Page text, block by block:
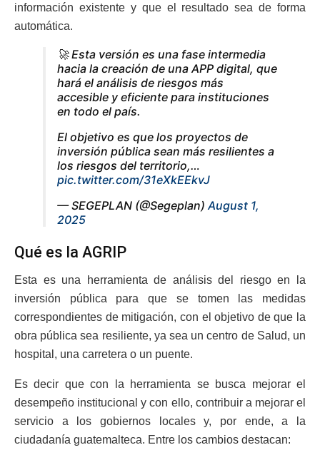
información existente y que el resultado sea de forma
automática.
🚀 Esta versión es una fase intermedia
hacia la creación de una APP digital, que
hará el análisis de riesgos más
accesible y eficiente para instituciones
en todo el país.
El objetivo es que los proyectos de
inversión pública sean más resilientes a
los riesgos del territorio,…
pic.twitter.com/31eXkEEkvJ
— SEGEPLAN (@Segeplan) August 1,
2025
Qué es la AGRIP
Esta es una herramienta de análisis del riesgo en la
inversión pública para que se tomen las medidas
correspondientes de mitigación, con el objetivo de que la
obra pública sea resiliente, ya sea un centro de Salud, un
hospital, una carretera o un puente.
Es decir que con la herramienta se busca mejorar el
desempeño institucional y con ello, contribuir a mejorar el
servicio a los gobiernos locales y, por ende, a la
ciudadanía guatemalteca. Entre los cambios destacan: